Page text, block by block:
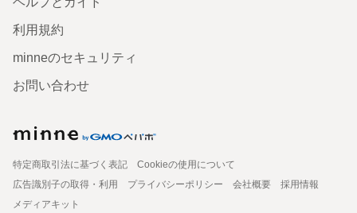
利用規約
minneのセキュリティ
お問い合わせ
特定商取引法に基づく表記
Cookieの使用について
広告識別子の取得・利用
プライバシーポリシー 会社概要
採用情報
メディアキット